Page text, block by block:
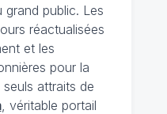
public. Les
réactualisées
et les
pour la
attraits de
, véritable portail